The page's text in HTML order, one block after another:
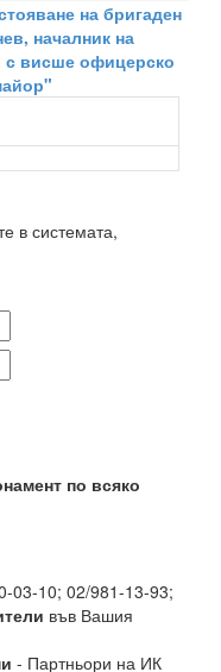
на бригаден
началник на
с висше офицерско
в системата,
по всяко
03-10; 02/981-13-93;
във Вашия
- Партньори на ИК